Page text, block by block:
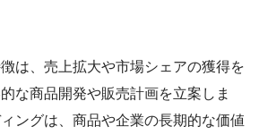
は、売上拡大や市場シェアの獲得を
な商品開発や販売計画を立案しま
ングは、商品や企業の長期的な価値